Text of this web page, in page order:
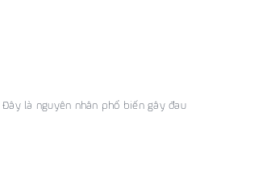
là nguyên nhân phổ biến gây đau